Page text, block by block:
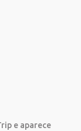
e aparece